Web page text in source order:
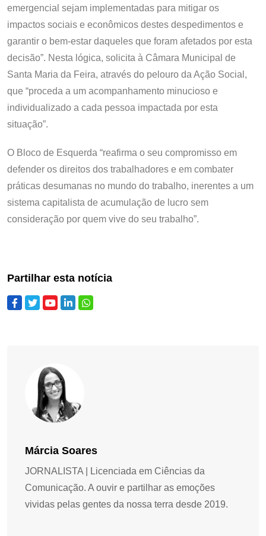
emergencial sejam implementadas para mitigar os
impactos sociais e econômicos destes despedimentos e
garantir o bem-estar daqueles que foram afetados por esta
decisão”. Nesta lógica, solicita à Câmara Municipal de
Santa Maria da Feira, através do pelouro da Ação Social,
que “proceda a um acompanhamento minucioso e
individualizado a cada pessoa impactada por esta
situação”.
O Bloco de Esquerda “reafirma o seu compromisso em
defender os direitos dos trabalhadores e em combater
práticas desumanas no mundo do trabalho, inerentes a um
sistema capitalista de acumulação de lucro sem
consideração por quem vive do seu trabalho”.
Partilhar esta notícia
Márcia Soares
JORNALISTA | Licenciada em Ciências da
Comunicação. A ouvir e partilhar as emoções
vividas pelas gentes da nossa terra desde 2019.